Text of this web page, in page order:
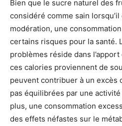
Bien que le sucre naturel des
considéré comme sain
modération, une
certains risques pour la santé.
problèmes réside dans
ces calories proviennent de
peuvent contribuer à un excès
pas équilibrées par une
plus, une consommation
des effets néfastes sur le